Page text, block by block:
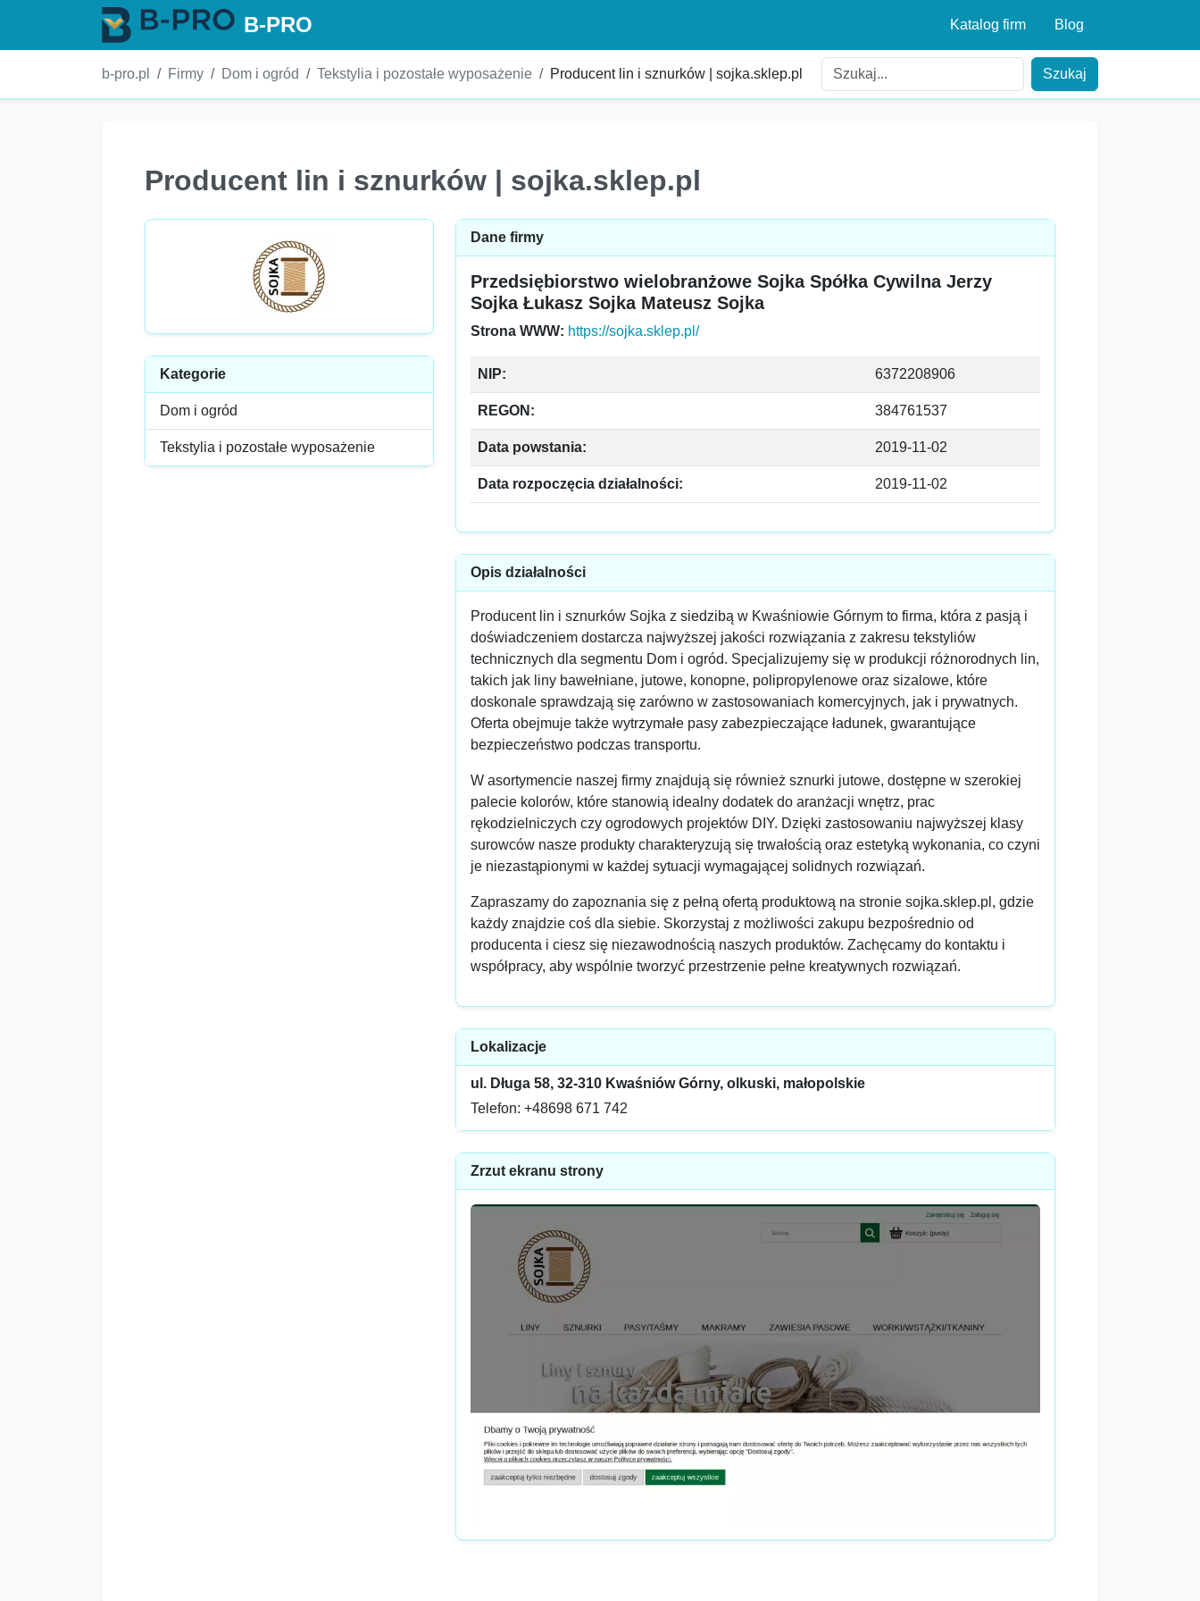
B-PRO Katalog firm Blog
b-pro.pl Firmy Dom i ogród Tekstylia i pozostałe wyposażenie Producent lin i sznurków | sojka.sklep.pl Szukaj
Producent lin i sznurków | sojka.sklep.pl
Kategorie
Dom i ogród
Tekstylia i pozostałe wyposażenie
Dane firmy
Przedsiębiorstwo wielobranżowe Sojka Spółka Cywilna Jerzy
Sojka Łukasz Sojka Mateusz Sojka
Strona WWW: https://sojka.sklep.pl/
NIP: 6372208906
REGON: 384761537
Data powstania: 2019-11-02
Data rozpoczęcia działalności: 2019-11-02
Opis działalności
Producent lin i sznurków Sojka z siedzibą w Kwaśniowie Górnym to firma, która z pasją i
doświadczeniem dostarcza najwyższej jakości rozwiązania z zakresu tekstyliów
technicznych dla segmentu Dom i ogród. Specjalizujemy się w produkcji różnorodnych lin,
takich jak liny bawełniane, jutowe, konopne, polipropylenowe oraz sizalowe, które
doskonale sprawdzają się zarówno w zastosowaniach komercyjnych, jak i prywatnych.
Oferta obejmuje także wytrzymałe pasy zabezpieczające ładunek, gwarantujące
bezpieczeństwo podczas transportu.
W asortymencie naszej firmy znajdują się również sznurki jutowe, dostępne w szerokiej
palecie kolorów, które stanowią idealny dodatek do aranżacji wnętrz, prac
rękodzielniczych czy ogrodowych projektów DIY. Dzięki zastosowaniu najwyższej klasy
surowców nasze produkty charakteryzują się trwałością oraz estetyką wykonania, co czyni
je niezastąpionymi w każdej sytuacji wymagającej solidnych rozwiązań.
Zapraszamy do zapoznania się z pełną ofertą produktową na stronie sojka.sklep.pl, gdzie
każdy znajdzie coś dla siebie. Skorzystaj z możliwości zakupu bezpośrednio od
producenta i ciesz się niezawodnością naszych produktów. Zachęcamy do kontaktu i
współpracy, aby wspólnie tworzyć przestrzenie pełne kreatywnych rozwiązań.
Lokalizacje
ul. Długa 58, 32-310 Kwaśniów Górny, olkuski, małopolskie
Telefon: +48698 671 742
Zrzut ekranu strony